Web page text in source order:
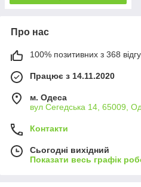
Про нас
100% позитивних з 368
Працює з 14.11.2020
м. Одеса
вул Сегедська 14, 65009,
Контакти
Сьогодні вихідний
Показати весь графік